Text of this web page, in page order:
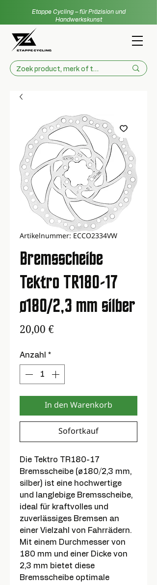
Etappe Cycling – für Präzision und
Handwerkskunst
Artikelnummer: ECCO2334VW
Bremsscheibe
Tektro TR180-17
ø180/2,3 mm silber
20,00 €
Anzahl *
In den Warenkorb
Sofortkauf
Die Tektro TR180-17
Bremsscheibe (ø180/2,3 mm,
silber) ist eine hochwertige
und langlebige Bremsscheibe,
ideal für kraftvolles und
zuverlässiges Bremsen an
einer Vielzahl von Fahrrädern.
Mit einem Durchmesser von
180 mm und einer Dicke von
2,3 mm bietet diese
Bremsscheibe optimale